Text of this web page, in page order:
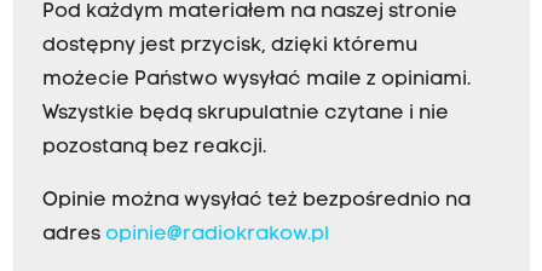
Pod każdym materiałem na naszej stronie
dostępny jest przycisk, dzięki któremu
możecie Państwo wysyłać maile z opiniami.
Wszystkie będą skrupulatnie czytane i nie
pozostaną bez reakcji.
Opinie można wysyłać też bezpośrednio na
adres opinie@radiokrakow.pl